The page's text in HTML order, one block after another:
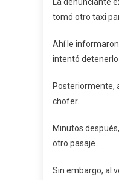
La denunciante
tomó otro taxi
Ahí le
intentó detenerlo
Posteriormente,
chofer.
Minutos
otro pasaje.
Sin embargo, al